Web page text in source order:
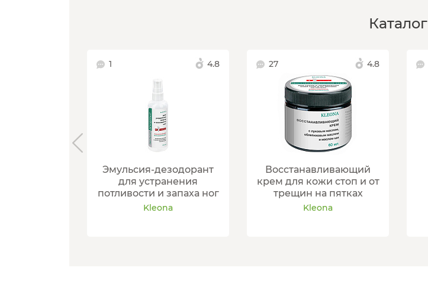
Каталог
1 4.8
Эмульсия-дезодорант
для устранения
потливости и запаха ног
Kleona
27 4.8
Восстанавливающий
крем для кожи стоп и от
трещин на пятках
Kleona